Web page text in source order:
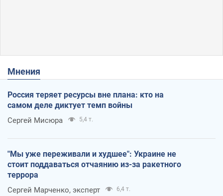
Мнения
Россия теряет ресурсы вне плана: кто на
самом деле диктует темп войны
Сергей Мисюра 5,4 т.
"Мы уже переживали и худшее": Украине не
стоит поддаваться отчаянию из-за ракетного
террора
Сергей Марченко, эксперт 6,4 т.